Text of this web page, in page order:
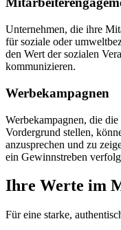
Unternehmen, die ihre
für soziale oder
den Wert der sozialen
kommunizieren.
Werbekampagnen
Werbekampagnen, die
Vordergrund stellen,
anzusprechen und zu
ein Gewinnstreben
Ihre Werte im
Für eine starke,